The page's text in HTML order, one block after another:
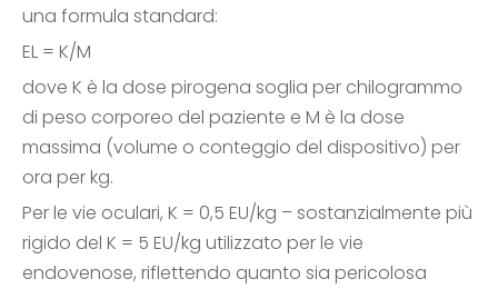
una formula standard:
EL = K/M
dove K è la dose pirogena soglia per chilogrammo
di peso corporeo del paziente e M è la dose
massima (volume o conteggio del dispositivo) per
ora per kg.
Per le vie oculari, K = 0,5 EU/kg – sostanzialmente più
rigido del K = 5 EU/kg utilizzato per le vie
endovenose, riflettendo quanto sia pericolosa